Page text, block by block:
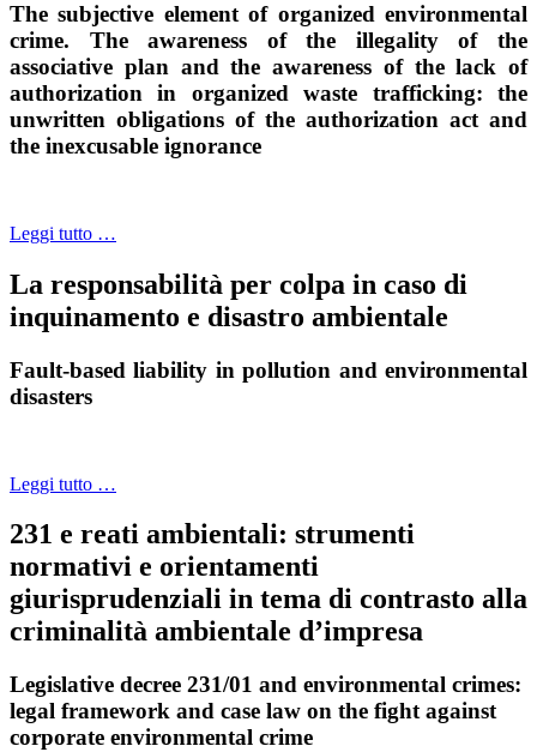
The subjective element of organized environmental
crime. The awareness of the illegality of the
associative plan and the awareness of the lack of
authorization in organized waste trafficking: the
unwritten obligations of the authorization act and
the inexcusable ignorance
Leggi tutto …
La responsabilità per colpa in caso di
inquinamento e disastro ambientale
Fault-based liability in pollution and environmental
disasters
Leggi tutto …
231 e reati ambientali: strumenti
normativi e orientamenti
giurisprudenziali in tema di contrasto alla
criminalità ambientale d’impresa
Legislative decree 231/01 and environmental crimes:
legal framework and case law on the fight against
corporate environmental crime